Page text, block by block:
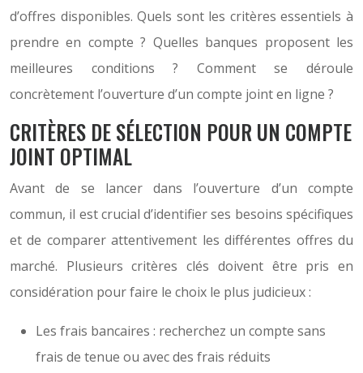
d’offres disponibles. Quels sont les critères essentiels à
prendre en compte ? Quelles banques proposent les
meilleures conditions ? Comment se déroule
concrètement l’ouverture d’un compte joint en ligne ?
CRITÈRES DE SÉLECTION POUR UN COMPTE
JOINT OPTIMAL
Avant de se lancer dans l’ouverture d’un compte
commun, il est crucial d’identifier ses besoins spécifiques
et de comparer attentivement les différentes offres du
marché. Plusieurs critères clés doivent être pris en
considération pour faire le choix le plus judicieux :
Les frais bancaires : recherchez un compte sans
frais de tenue ou avec des frais réduits